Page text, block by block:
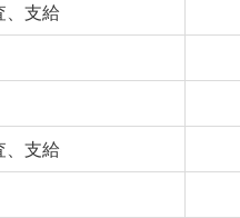
、支給
、支給